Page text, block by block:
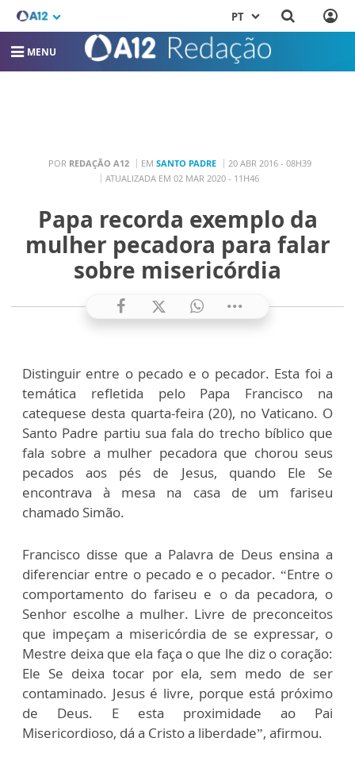
PT
MENU
POR REDAÇÃO A12 EM SANTO PADRE
20 ABR 2016 - 08H39
ATUALIZADA EM 02 MAR 2020 - 11H46
Papa recorda exemplo da
mulher pecadora para falar
sobre misericórdia
Distinguir entre o pecado e o pecador. Esta foi a
temática refletida pelo Papa Francisco na
catequese desta quarta-feira (20), no Vaticano. O
Santo Padre partiu sua fala do trecho bíblico que
fala sobre a mulher pecadora que chorou seus
pecados aos pés de Jesus, quando Ele Se
encontrava à mesa na casa de um fariseu
chamado Simão.
Francisco disse que a Palavra de Deus ensina a
diferenciar entre o pecado e o pecador. “Entre o
comportamento do fariseu e o da pecadora, o
Senhor escolhe a mulher. Livre de preconceitos
que impeçam a misericórdia de se expressar, o
Mestre deixa que ela faça o que lhe diz o coração:
Ele Se deixa tocar por ela, sem medo de ser
contaminado. Jesus é livre, porque está próximo
de Deus. E esta proximidade ao Pai
Misericordioso, dá a Cristo a liberdade”, afirmou.